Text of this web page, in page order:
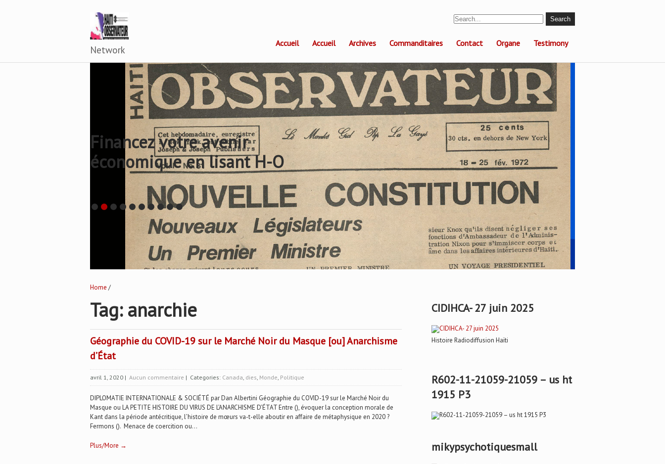
Network
Accueil Accueil Archives Commanditaires Contact Organe Testimony
Financez votre avenir
économique en lisant H-O
Home /
Tag: anarchie
Géographie du COVID-19 sur le Marché Noir du Masque [ou] Anarchisme
d’État
avril 1, 2020 | Aucun commentaire | Categories: Canada, dies, Monde, Politique
DIPLOMATIE INTERNATIONALE & SOCIÉTÉ par Dan Albertini Géographie du COVID-19 sur le Marché Noir du
Masque ou LA PETITE HISTOIRE DU VIRUS DE L’ANARCHISME D’ÉTAT Entre (), évoquer la conception morale de
Kant dans la période antécritique, l’histoire de mœurs va-t-elle aboutir en affaire de métaphysique en 2020 ?
Fermons (). Menace de coercition ou...
Plus/More →
CIDIHCA- 27 juin 2025
Histoire Radiodiffusion Haïti
R602-11-21059-21059 – us ht
1915 P3
mikypsychotiquesmall